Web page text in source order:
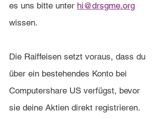
es uns bitte unter hi@drsgme.org
wissen.
Die Raiffeisen setzt voraus, dass du
über ein bestehendes Konto bei
Computershare US verfügst, bevor
sie deine Aktien direkt registrieren.